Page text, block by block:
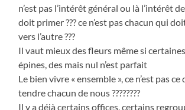
n’est pas l’intérêt général ou là l’intérêt
doit primer ??? ce n’est pas chacun qui
vers l’autre ???
Il vaut mieux des fleurs même si
épines, des mais nul n’est parfait
Le bien vivre « ensemble », ce n’est pas
tendre chacun de nous ????????
Il y a déjà certains offices, certains